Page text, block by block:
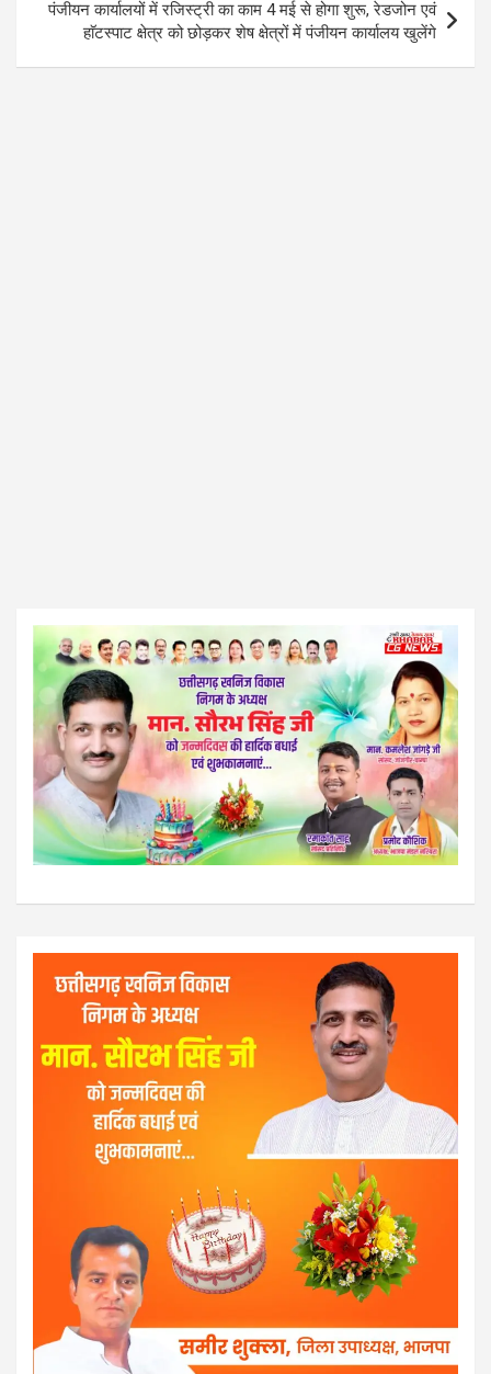
पंजीयन कार्यालयों में रजिस्ट्री का काम 4 मई से होगा शुरू, रेडजोन एवं
हाॅटस्पाट क्षेत्र को छोड़कर शेष क्षेत्रों में पंजीयन कार्यालय खुलेंगे